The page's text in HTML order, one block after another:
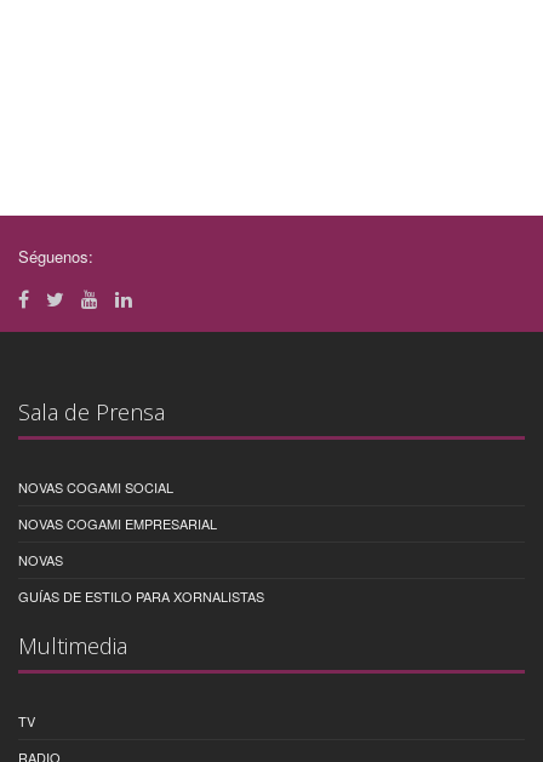
Séguenos:
Sala de Prensa
NOVAS COGAMI SOCIAL
NOVAS COGAMI EMPRESARIAL
NOVAS
GUÍAS DE ESTILO PARA XORNALISTAS
Multimedia
TV
RADIO